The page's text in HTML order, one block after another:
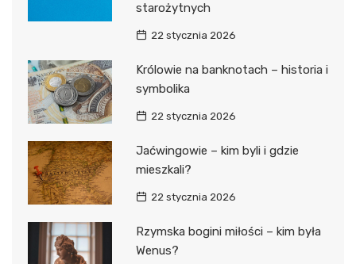
starożytnych
22 stycznia 2026
Królowie na banknotach – historia i
symbolika
22 stycznia 2026
Jaćwingowie – kim byli i gdzie
mieszkali?
22 stycznia 2026
Rzymska bogini miłości – kim była
Wenus?